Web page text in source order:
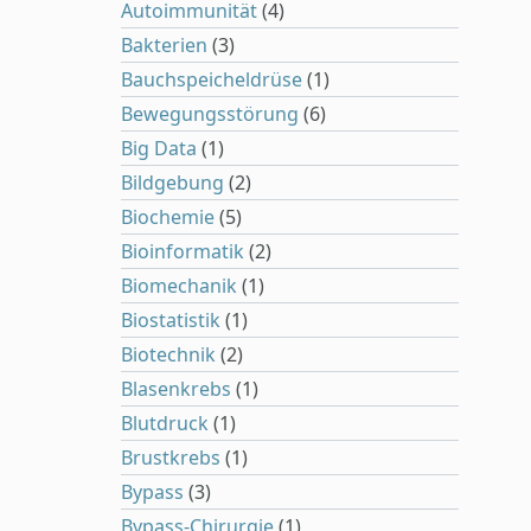
Autoimmunität(4)
Bakterien (3)
Bauchspeicheldrüse(1)
Bewegungsstörung (6)
Big Data (1)
Bildgebung (2)
Biochemie(5)
Bioinformatik (2)
Biomechanik (1)
Biostatistik (1)
Biotechnik (2)
Blasenkrebs (1)
Blutdruck (1)
Brustkrebs (1)
Bypass (3)